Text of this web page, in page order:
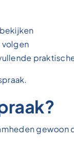
volgen
gewoon